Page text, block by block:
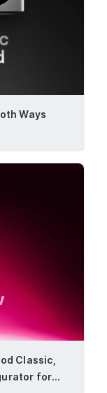
Ways
Classic,
for